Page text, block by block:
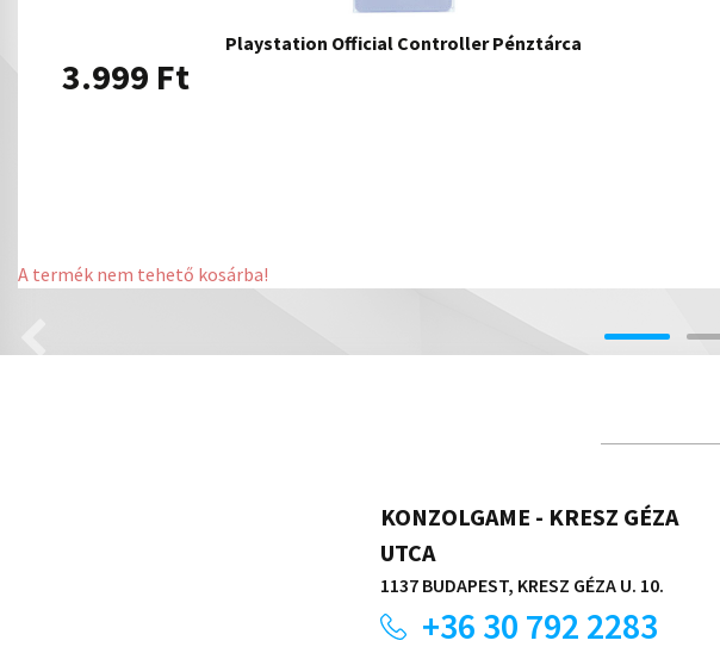
Playstation Official Controller Pénztárca
3.999 Ft
A termék nem tehető kosárba!
KONZOLGAME - KRESZ GÉZA
UTCA
1137 BUDAPEST, KRESZ GÉZA U. 10.
+36 30 792 2283